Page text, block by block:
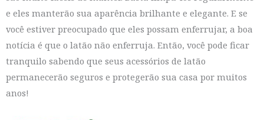
e eles manterão sua aparência brilhante e elegante. E se
você estiver preocupado que eles possam enferrujar, a boa
notícia é que o latão não enferruja. Então, você pode ficar
tranquilo sabendo que seus acessórios de latão
permanecerão seguros e protegerão sua casa por muitos
anos!